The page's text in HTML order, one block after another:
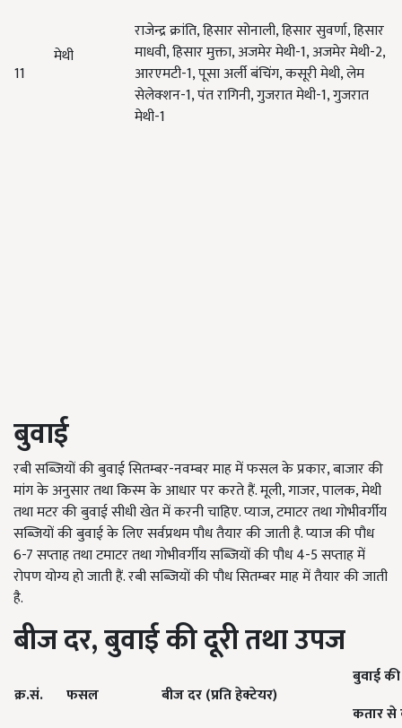
11
मेथी
राजेन्द्र क्रांति, हिसार सोनाली, हिसार सुवर्णा, हिसार
माधवी, हिसार मुक्ता, अजमेर मेथी-1, अजमेर मेथी-2,
आरएमटी-1, पूसा अर्ली बंचिंग, कसूरी मेथी, लेम
सेलेक्शन-1, पंत रागिनी, गुजरात मेथी-1, गुजरात
मेथी-1
बुवाई
रबी सब्जियों की बुवाई सितम्बर-नवम्बर माह में फसल के प्रकार, बाजार की
मांग के अनुसार तथा किस्म के आधार पर करते हैं. मूली, गाजर, पालक, मेथी
तथा मटर की बुवाई सीधी खेत में करनी चाहिए. प्याज, टमाटर तथा गोभीवर्गीय
सब्जियों की बुवाई के लिए सर्वप्रथम पौध तैयार की जाती है. प्याज की पौध
6-7 सप्ताह तथा टमाटर तथा गोभीवर्गीय सब्जियों की पौध 4-5 सप्ताह में
रोपण योग्य हो जाती हैं. रबी सब्जियों की पौध सितम्बर माह में तैयार की जाती
है.
बीजदर,बुवाईकीदूरीतथाउपज
क्र.सं. फसल बीजदर(प्रतिहेक्टेयर)
बुवाईकी
कतारसे